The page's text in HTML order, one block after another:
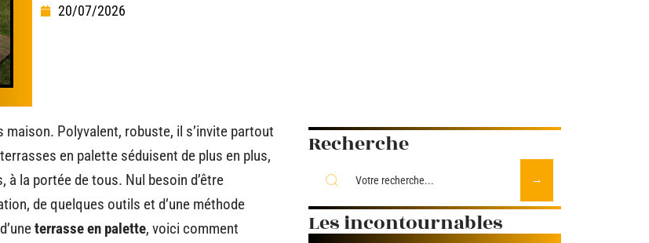
20/07/2026
Polyvalent, robuste, il s’invite partout
en palette séduisent de plus en plus,
la portée de tous. Nul besoin d’être
de quelques outils et d’une méthode
terrasse en palette, voici comment
Recherche
Les incontournables